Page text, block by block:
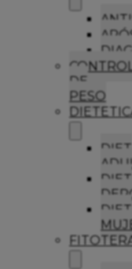
DE
PESO
DIET
DIET
DIET